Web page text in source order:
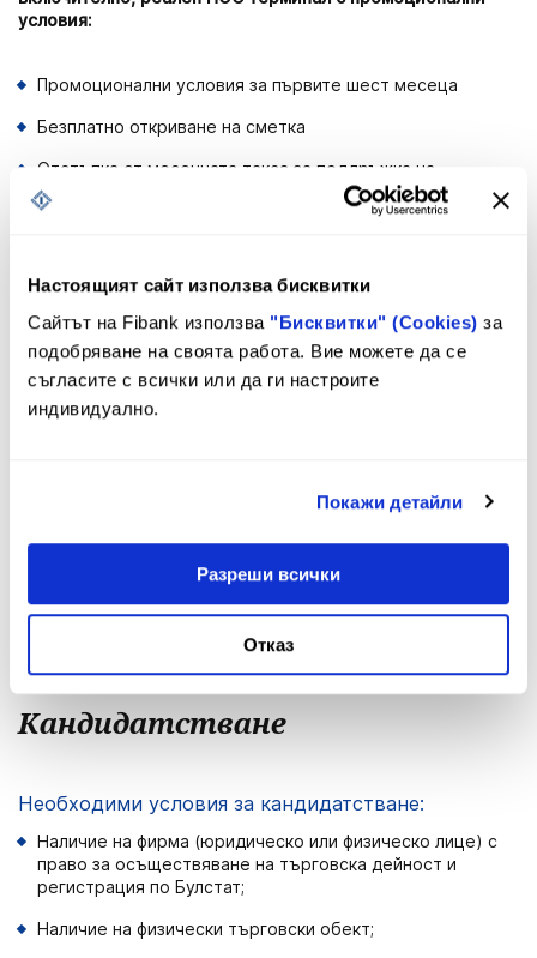
Настоящият сайт използва бисквитки
Сайтът на Fibank използва "Бисквитки" (Cookies) за
подобряване на своята работа. Вие можете да се
съгласите с всички или да ги настроите
индивидуално.
Покажи детайли
Разреши всички
Отказ
условия:
Промоционални условия за първите шест месеца
Безплатно откриване на сметка
Отстъпка от месечната такса за поддръжка на
разплащателна сметка
Стандартна бизнес дебитна карта без такса издаване
Възможност за ползване на овърдрафт
Безплатен достъп до справки в реално време за
трансакции на ПОС и осчетоводени трансакции в My
Клас + с преференциална месечна такса с отстъпка
Договор за ПОС пакет се сключва във всеки от офисите в
широката клонова мрежа на банката.
Кандидатстване
Необходими условия за кандидатстване:
Наличие на фирма (юридическо или физическо лице) с
право за осъществяване на търговска дейност и
регистрация по Булстат;
Наличие на физически търговски обект;